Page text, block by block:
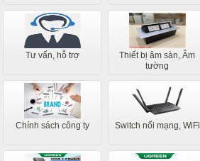
Tư vấn, hỗ trợ
Thiết bị âm sàn, Âm
tường
Chính sách công ty Switch nối mạng, WiFi